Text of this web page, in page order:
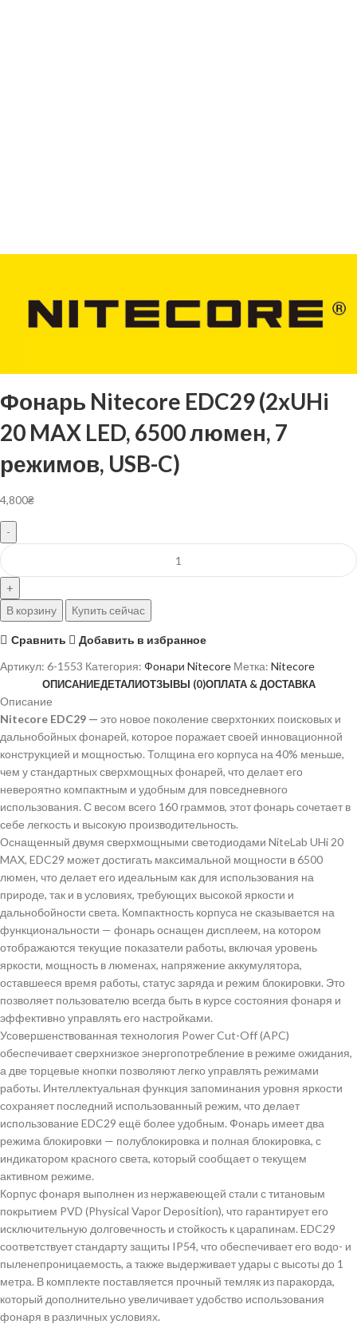
Фонарь Nitecore EDC29 (2xUHi
20 MAX LED, 6500 люмен, 7
режимов, USB-C)
4,800₴
В корзину Купить сейчас
Сравнить
Добавить в избранное
Артикул: 6-1553 Категория: Фонари Nitecore Метка: Nitecore
ОПИСАНИЕДЕТАЛИОТЗЫВЫ (0)ОПЛАТА & ДОСТАВКА
Описание
Nitecore EDC29 — это новое поколение сверхтонких поисковых и
дальнобойных фонарей, которое поражает своей инновационной
конструкцией и мощностью. Толщина его корпуса на 40% меньше,
чем у стандартных сверхмощных фонарей, что делает его
невероятно компактным и удобным для повседневного
использования. С весом всего 160 граммов, этот фонарь сочетает в
себе легкость и высокую производительность.
Оснащенный двумя сверхмощными светодиодами NiteLab UHi 20
MAX, EDC29 может достигать максимальной мощности в 6500
люмен, что делает его идеальным как для использования на
природе, так и в условиях, требующих высокой яркости и
дальнобойности света. Компактность корпуса не сказывается на
функциональности — фонарь оснащен дисплеем, на котором
отображаются текущие показатели работы, включая уровень
яркости, мощность в люменах, напряжение аккумулятора,
оставшееся время работы, статус заряда и режим блокировки. Это
позволяет пользователю всегда быть в курсе состояния фонаря и
эффективно управлять его настройками.
Усовершенствованная технология Power Cut-Off (APC)
обеспечивает сверхнизкое энергопотребление в режиме ожидания,
а две торцевые кнопки позволяют легко управлять режимами
работы. Интеллектуальная функция запоминания уровня яркости
сохраняет последний использованный режим, что делает
использование EDC29 ещё более удобным. Фонарь имеет два
режима блокировки — полублокировка и полная блокировка, с
индикатором красного света, который сообщает о текущем
активном режиме.
Корпус фонаря выполнен из нержавеющей стали с титановым
покрытием PVD (Physical Vapor Deposition), что гарантирует его
исключительную долговечность и стойкость к царапинам. EDC29
соответствует стандарту защиты IP54, что обеспечивает его водо- и
пыленепроницаемость, а также выдерживает удары с высоты до 1
метра. В комплекте поставляется прочный темляк из паракорда,
который дополнительно увеличивает удобство использования
фонаря в различных условиях.